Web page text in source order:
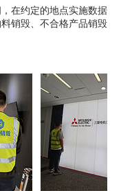
在约定的地点实施数据
销毁、不合格产品销毁